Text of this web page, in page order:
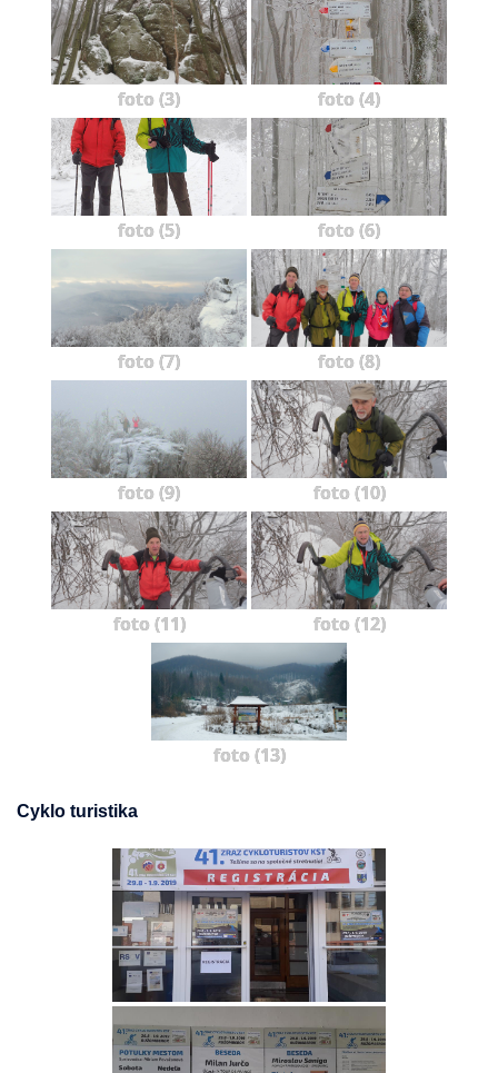
foto (3) foto (4)
foto (5) foto (6)
foto (7) foto (8)
foto (9) foto (10)
foto (11) foto (12)
foto (13)
Cyklo turistika